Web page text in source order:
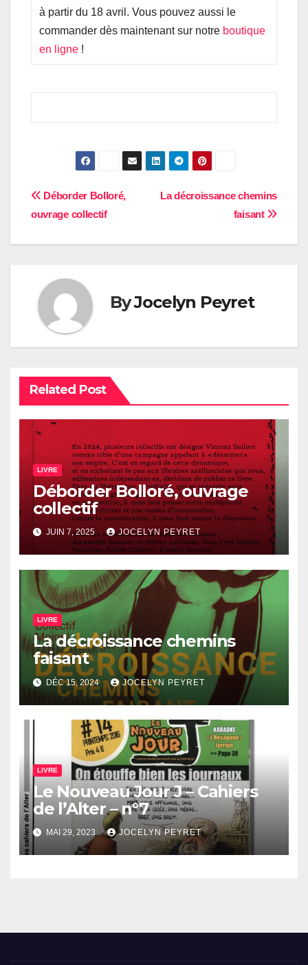
à partir du 18 avril. Vous pouvez aussi le
commander dès maintenant sur notre boutique
en ligne !
Navigation
La décroissance chemins
faisant
Déborder Bolloré,
ouvrage collectif
ByJocelyn Peyret
Related Post
LIVRE
Déborder Bolloré, ouvrage
collectif
JUIN 7, 2025 JOCELYN PEYRET
LIVRE
La décroissance chemins
faisant
DÉC 15, 2024 JOCELYN PEYRET
LIVRE
Le Nouveau Jour J – Cahiers
de l’Alter – n°7
MAI 29, 2023 JOCELYN PEYRET